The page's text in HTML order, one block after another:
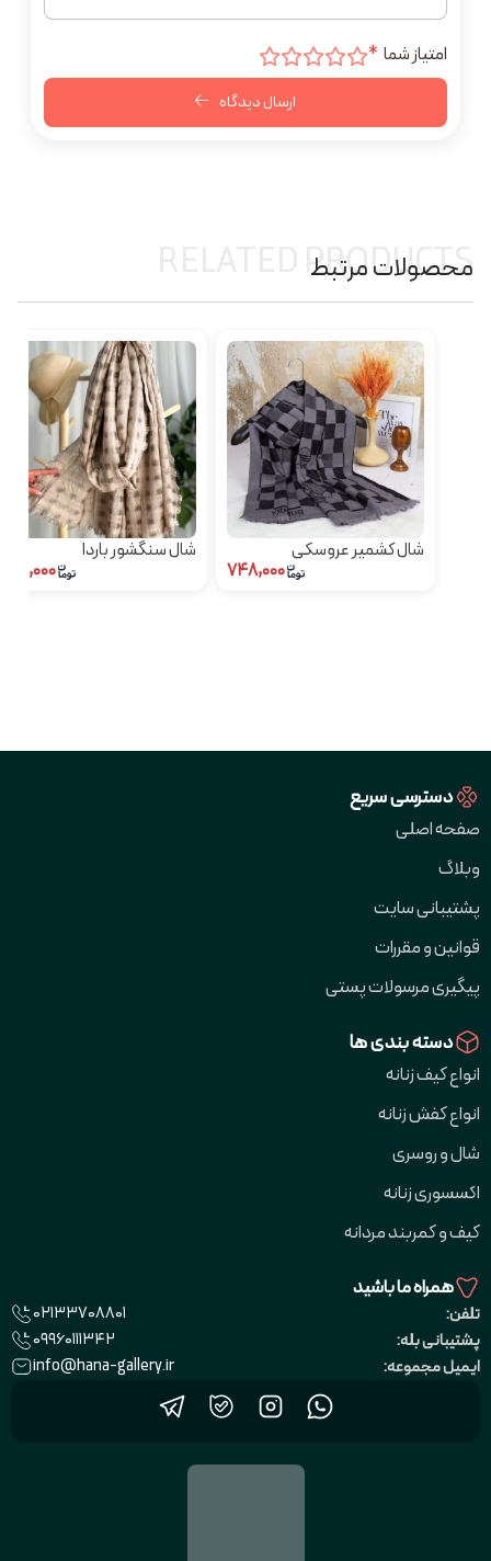
امتیاز شما *
ارسال دیدگاه
محصولات مرتبط
RELATED PRODUCTS
شال کشمیر عروسکی شال سنگشور باردا
دسترسی سریع
صفحه اصلی
وبلاگ
پشتیبانی سایت
قوانین و مقررات
پیگیری مرسولات پستی
دسته بندی ها
انواع کیف زنانه
انواع کفش زنانه
شال و روسری
اکسسوری زنانه
کیف و کمربند مردانه
همراه ما باشید
تلفن:
02133708801
پشتیبانی بله:
09960111342
ایمیل مجموعه:
info@hana-gallery.ir